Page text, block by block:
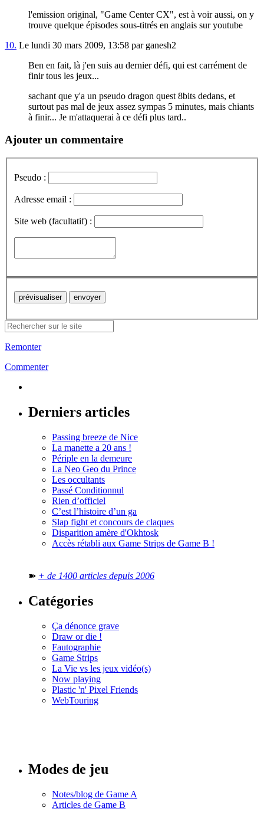
l'emission original, "Game Center CX", est à voir aussi, on y
trouve quelque épisodes sous-titrés en anglais sur youtube
10. Le lundi 30 mars 2009, 13:58 par ganesh2
Ben en fait, là j'en suis au dernier défi, qui est carrément de
finir tous les jeux...
sachant que y'a un pseudo dragon quest 8bits dedans, et
surtout pas mal de jeux assez sympas 5 minutes, mais chiants
à finir... Je m'attaquerai à ce défi plus tard..
Ajouter un commentaire
Pseudo :
Adresse email :
Site web (facultatif) :
Remonter
Commenter
Derniers articles
Passing breeze de Nice
La manette a 20 ans !
Périple en la demeure
La Neo Geo du Prince
Les occultants
Passé Conditionnul
Rien d’officiel
C’est l’histoire d’un ga
Slap fight et concours de claques
Disparition amère d'Okhtosk
Accès rétabli aux Game Strips de Game B !
➽ + de 1400 articles depuis 2006
Catégories
Ça dénonce grave
Draw or die !
Fautographie
Game Strips
La Vie vs les jeux vidéo(s)
Now playing
Plastic 'n' Pixel Friends
WebTouring
Modes de jeu
Notes/blog de Game A
Articles de Game B